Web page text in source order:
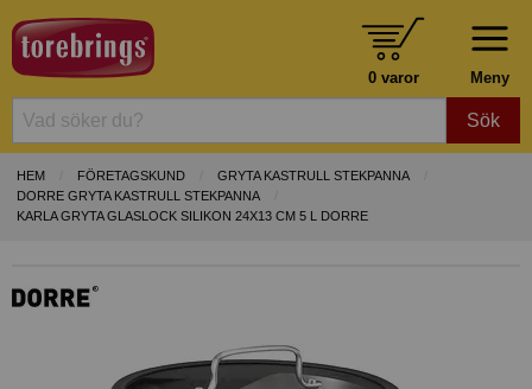
Meny
0 varor
Sök
HEM FÖRETAGSKUND
GRYTA KASTRULL STEKPANNA
DORRE GRYTA KASTRULL STEKPANNA
KARLA GRYTA GLASLOCK SILIKON 24X13 CM 5 L DORRE